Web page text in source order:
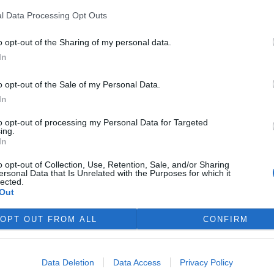
Data Processing Opt Outs
opt-out of the Sharing of my personal data.
opt-out of the Sale of my Personal Data.
opt-out of processing my Personal Data for Targeted
opt-out of Collection, Use, Retention, Sale, and/or Sharing
Data that Is Unrelated with the Purposes for which it
OPT OUT FROM ALL CONFIRM
Data Deletion Data Access Privacy Policy
ve volné krajině a v
v zahradách a sadech,
jsou nedílnou a důležitou
Vánoce ani nedokáže
a borovičky nebo
umělým napodobeninám.
po povodních
v letošním roce,
svým rozsahem škod
řadu otázek. Je za námi
sdělovacích prostředků
a když přece jenom ne,